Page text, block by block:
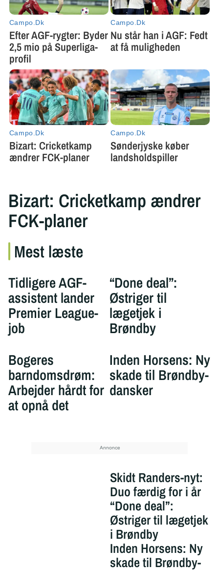
Bizart: Cricketkamp ændrer
FCK-planer
Mest læste
Tidligere AGF-
assistent lander
Premier League-
job
“Done deal”:
Østriger til
lægetjek i
Brøndby
Bogeres
barndomsdrøm:
Arbejder hårdt for
at opnå det
Inden Horsens: Ny
skade til Brøndby-
dansker
Skidt Randers-nyt:
Duo færdig for i år
“Done deal”:
Østriger til lægetjek
i Brøndby
Inden Horsens: Ny
skade til Brøndby-